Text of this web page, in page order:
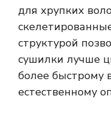
для хрупких
структурой
сушилки лучше
более быстрому
естественному